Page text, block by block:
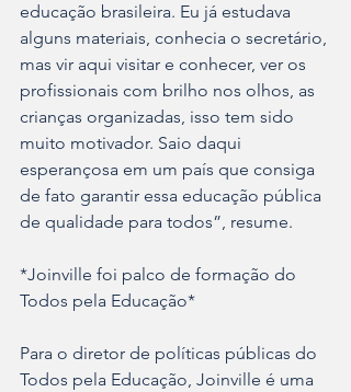
educação brasileira. Eu já estudava
alguns materiais, conhecia o secretário,
mas vir aqui visitar e conhecer, ver os
profissionais com brilho nos olhos, as
crianças organizadas, isso tem sido
muito motivador. Saio daqui
esperançosa em um país que consiga
de fato garantir essa educação pública
de qualidade para todos”, resume.
*Joinville foi palco de formação do
Todos pela Educação*
Para o diretor de políticas públicas do
Todos pela Educação, Joinville é uma